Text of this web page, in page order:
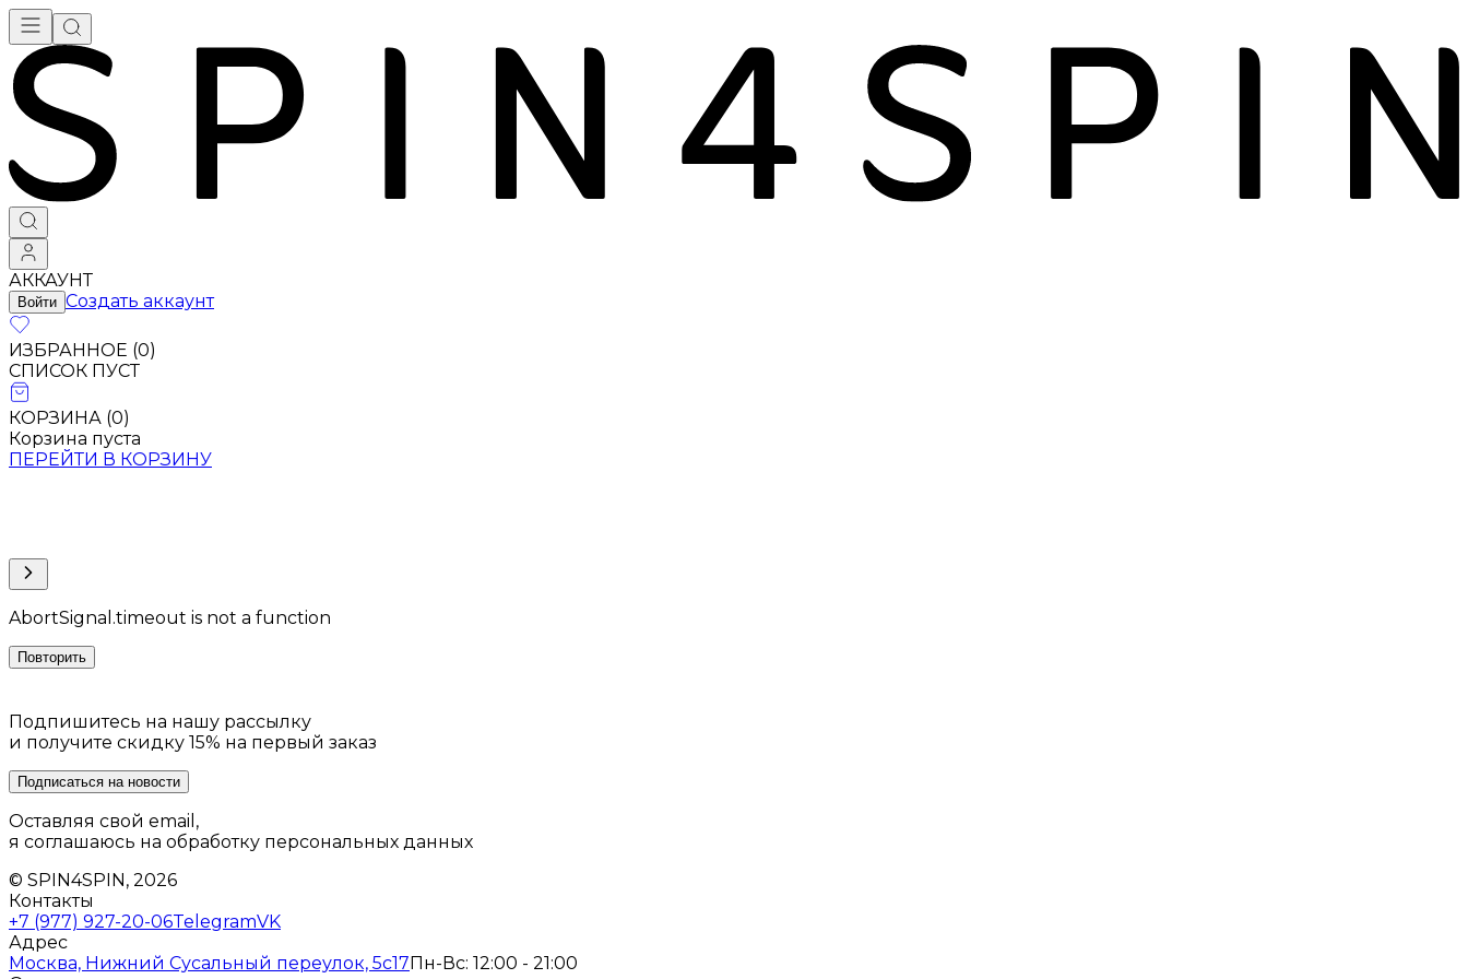
АККАУНТ
Войти Создать аккаунт
ИЗБРАННОЕ (0)
СПИСОК ПУСТ
КОРЗИНА (0)
Корзина пуста
ПЕРЕЙТИ В КОРЗИНУ
AbortSignal.timeout is not a function
Повторить
Подпишитесь на нашу рассылку
и получите скидку 15% на первый заказ
Подписаться на новости
Оставляя свой email,
я соглашаюсь на обработку персональных данных
© SPIN4SPIN, 2026
Контакты
+7 (977) 927-20-06TelegramVK
Адрес
Москва, Нижний Сусальный переулок, 5с17 Пн-Вс: 12:00 - 21:00